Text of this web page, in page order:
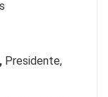
Presidente,